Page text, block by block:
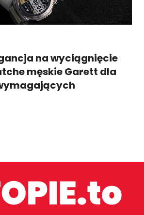
na wyciągnięcie
męskie Garett dla